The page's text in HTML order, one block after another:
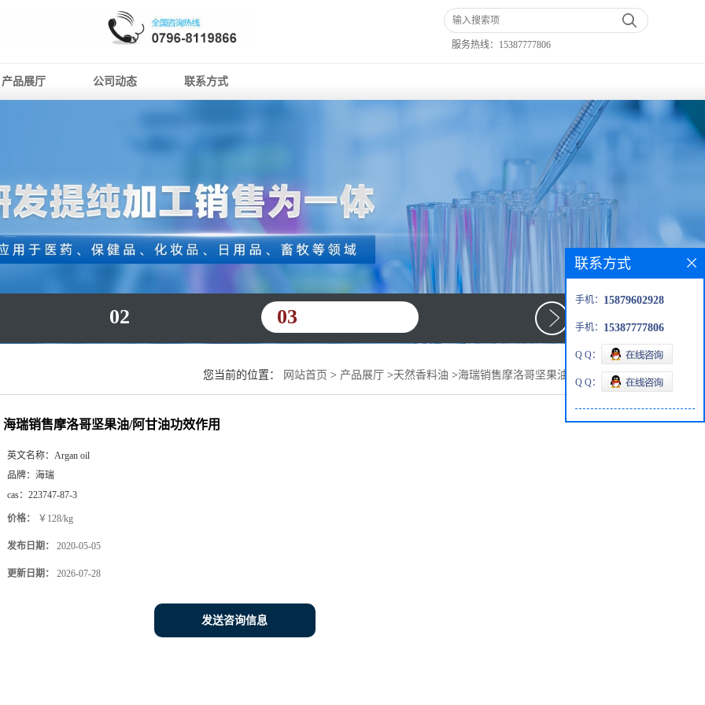
服务热线： 15387777806
产品展厅 公司动态 联系方式
02 03
您当前的位置： 网站首页 > 产品展厅 >天然香料油 >海瑞销售摩洛哥坚果油/阿甘油功效作用
海瑞销售摩洛哥坚果油/阿甘油功效作用
英文名称： Argan oil
品牌： 海瑞
cas： 223747-87-3
价格： ￥128/kg
发布日期： 2020-05-05
更新日期： 2026-07-28
发送咨询信息
联系方式
手机： 15879602928
手机： 15387777806
Q Q：
Q Q：